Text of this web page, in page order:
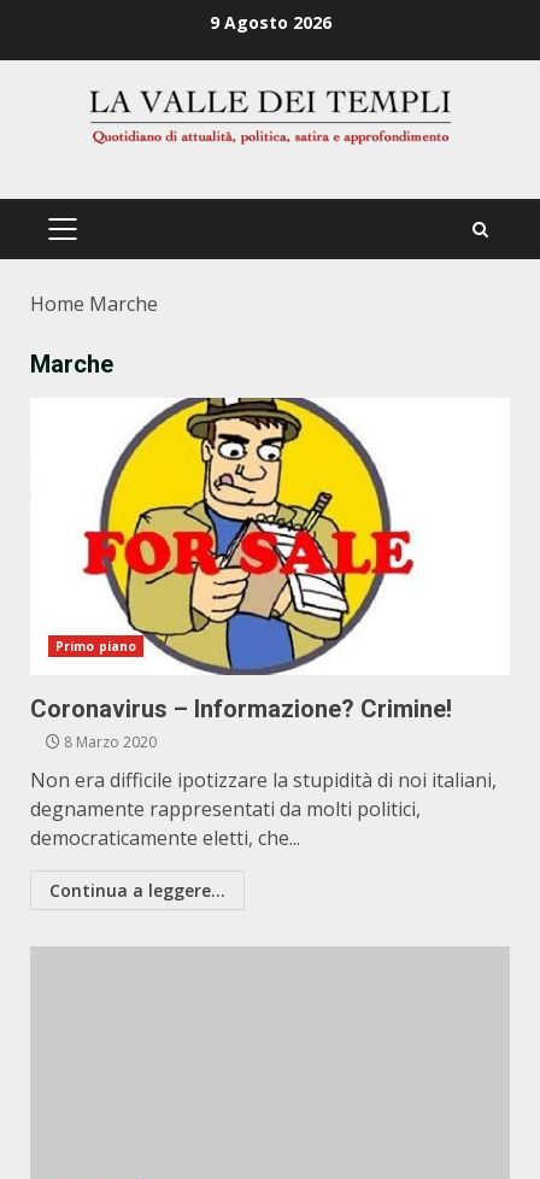
9 Agosto 2026
PRIMÄRES
Home Marche
Marche
Primo piano
Coronavirus – Informazione? Crimine!
8 Marzo 2020
Non era difficile ipotizzare la stupidità di noi italiani,
degnamente rappresentati da molti politici,
democraticamente eletti, che...
Continua a leggere...